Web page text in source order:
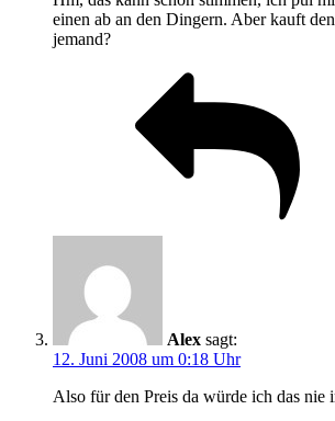
einen ab an den Dingern. Aber kauft
jemand?
Alex sagt:
12. Juni 2008 um 0:18 Uhr
Also für den Preis da würde ich das nie